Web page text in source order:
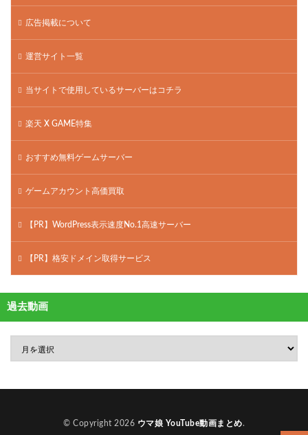
広告掲載について
運営サイト一覧
当サイトで使用しているサーバーはコチラ
楽天 X GAME特集
おすすめ無料ゲームサーバー
ゲームアカウント高価買取
【PR】WordPress表示速度No.1高速サーバー
【PR】格安ドメイン取得サービス
過去動画
© Copyright 2026 ウマ娘 YouTube動画まとめ.